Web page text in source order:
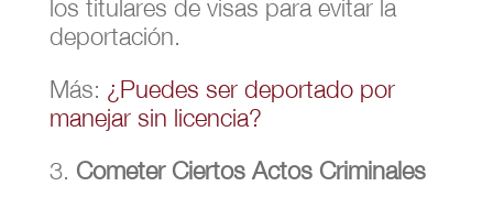
los titulares de visas para evitar la
deportación.
Más: ¿Puedes ser deportado por
manejar sin licencia?
Cometer Ciertos Actos Criminales